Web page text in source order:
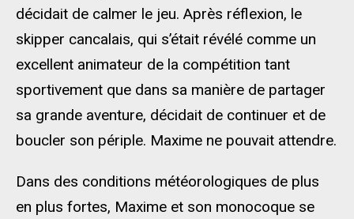
décidait de calmer le jeu. Après réflexion, le
skipper cancalais, qui s’était révélé comme un
excellent animateur de la compétition tant
sportivement que dans sa manière de partager
sa grande aventure, décidait de continuer et de
boucler son périple. Maxime ne pouvait attendre.
Dans des conditions météorologiques de plus
en plus fortes, Maxime et son monocoque se